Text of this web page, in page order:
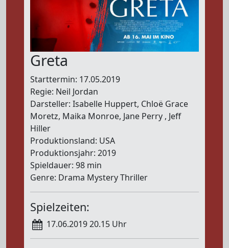
Greta
Starttermin: 17.05.2019
Regie: Neil Jordan
Darsteller: Isabelle Huppert, Chloë Grace
Moretz, Maika Monroe, Jane Perry , Jeff
Hiller
Produktionsland: USA
Produktionsjahr: 2019
Spieldauer: 98 min
Genre: Drama Mystery Thriller
Spielzeiten:
17.06.2019 20.15 Uhr